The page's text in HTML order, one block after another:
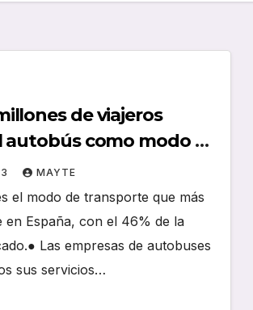
de viajeros
autobús como modo de
en julio
MAYTE
el modo de transporte que más
en España, con el 46% de la
Las empresas de autobuses
sus servicios…